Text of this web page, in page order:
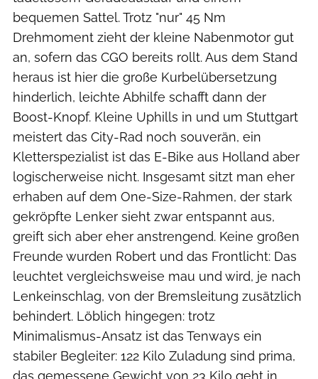
bequemen Sattel. Trotz "nur" 45 Nm
Drehmoment zieht der kleine Nabenmotor gut
an, sofern das CGO bereits rollt. Aus dem Stand
heraus ist hier die große Kurbelübersetzung
hinderlich, leichte Abhilfe schafft dann der
Boost-Knopf. Kleine Uphills in und um Stuttgart
meistert das City-Rad noch souverän, ein
Kletterspezialist ist das E-Bike aus Holland aber
logischerweise nicht. Insgesamt sitzt man eher
erhaben auf dem One-Size-Rahmen, der stark
gekröpfte Lenker sieht zwar entspannt aus,
greift sich aber eher anstrengend. Keine großen
Freunde wurden Robert und das Frontlicht: Das
leuchtet vergleichsweise mau und wird, je nach
Lenkeinschlag, von der Bremsleitung zusätzlich
behindert. Löblich hingegen: trotz
Minimalismus-Ansatz ist das Tenways ein
stabiler Begleiter: 122 Kilo Zuladung sind prima,
das gemessene Gewicht von 23 Kilo geht in